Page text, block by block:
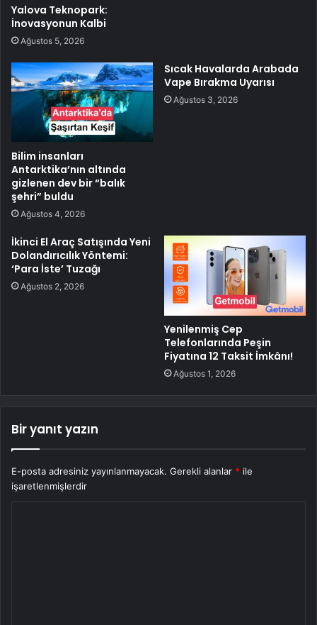
Yalova Teknopark:
İnovasyonun Kalbi
Ağustos 5, 2026
Bilim insanları
Antarktika’nın altında
gizlenen dev bir “balık
şehri” buldu
Ağustos 4, 2026
Sıcak Havalarda Arabada
Vape Bırakma Uyarısı
Ağustos 3, 2026
İkinci El Araç Satışında Yeni
Dolandırıcılık Yöntemi:
‘Para İste’ Tuzağı
Ağustos 2, 2026
Yenilenmiş Cep
Telefonlarında Peşin
Fiyatına 12 Taksit İmkânı!
Ağustos 1, 2026
Bir yanıt yazın
E-posta adresiniz yayınlanmayacak. Gerekli alanlar * ile
işaretlenmişlerdir